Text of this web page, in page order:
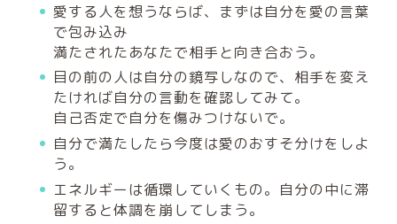
愛する人を想うならば、まずは自分を愛の言葉
で包み込み
満たされたあなたで相手と向き合おう。
目の前の人は自分の鏡写しなので、相手を変え
たければ自分の言動を確認してみて。
自己否定で自分を傷みつけないで。
自分で満たしたら今度は愛のおすそ分けをしよ
う。
エネルギーは循環していくもの。自分の中に滞
留すると体調を崩してしまう。